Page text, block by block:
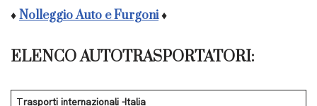
♦Nolleggio Auto e Furgoni♦
ELENCO AUTOTRASPORTATORI:
Trasporti internazionali -Italia